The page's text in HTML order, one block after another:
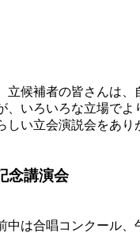
候補者の皆さんは
いろいろな立場で
い立会演説会をあり
念講演会
は合唱コンクール